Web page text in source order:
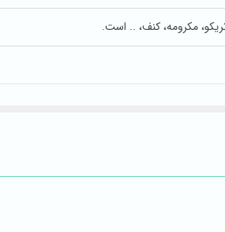
مکرومه، کنف، .. است.